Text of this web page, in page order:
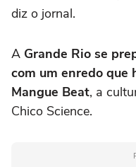
diz o jornal.
A Grande Rio se
com um enredo que
Mangue Beat, a
Chico Science.